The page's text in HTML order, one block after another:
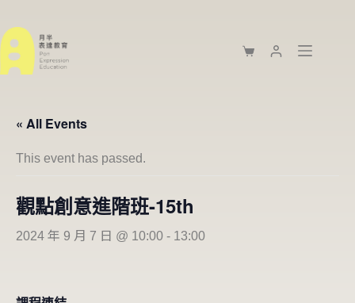
« All Events
This event has passed.
觀點創意進階班-15th
2024 年 9 月 7 日 @ 10:00 - 13:00